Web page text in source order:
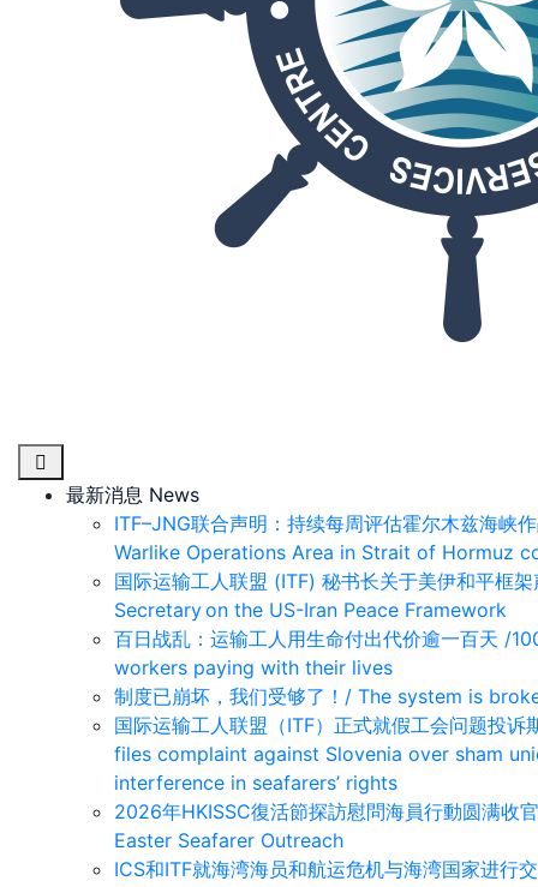
最新消息 News
ITF–JNG联合声明：持续每周评估霍尔木兹海峡
Warlike Operations Area in Strait of Hormuz
国际运输工人联盟 (ITF) 秘书长关于美伊和平框
Secretary on the US-Iran Peace Framework
百日战乱：运输工人用生命付出代价逾一百天
workers paying with their lives
制度已崩坏，我们受够了！/ The system is
国际运输工人联盟（ITF）正式就假工会问题投
files complaint against Slovenia over sham
interference in seafarers’ rights
2026年HKISSC復活節探訪慰問海員行動圆满
Easter Seafarer Outreach
ICS和ITF就海湾海员和航运危机与海湾国家进